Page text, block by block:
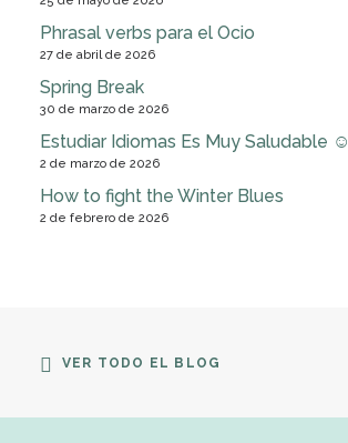
Phrasal verbs para el Ocio
27 de abril de 2026
Spring Break
30 de marzo de 2026
Estudiar Idiomas Es Muy Saludable ☺
2 de marzo de 2026
How to fight the Winter Blues
2 de febrero de 2026
VER TODO EL BLOG